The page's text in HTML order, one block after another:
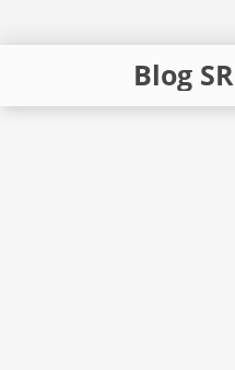
Blog SR